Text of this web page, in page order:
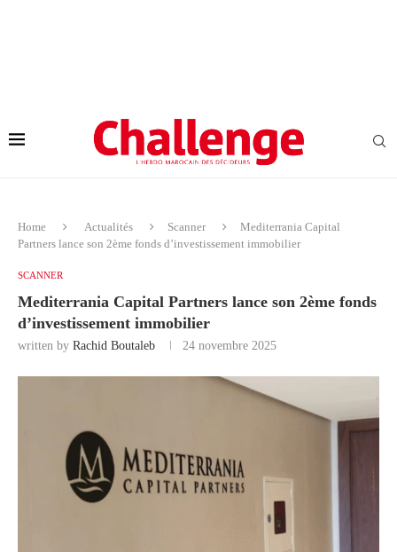
Home Actualités Scanner
Mediterrania Capital
Partners lance son 2ème fonds d’investissement immobilier
SCANNER
Mediterrania Capital Partners lance son 2ème fonds
d’investissement immobilier
written by Rachid Boutaleb 24 novembre 2025